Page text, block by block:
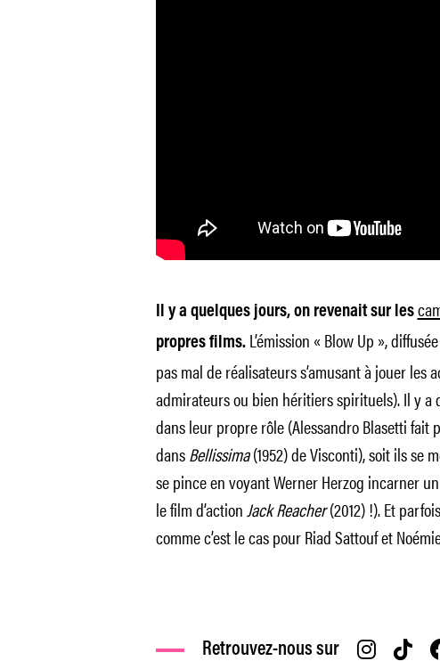
Il y a quelques jours, on revenait sur les
propres films. L’émission « Blow Up »,
pas mal de réalisateurs s’amusant à jouer les
admirateurs ou bien héritiers spirituels). Il y a
dans leur propre rôle (Alessandro Blasetti fait
dansBellissima(1952) de Visconti), soit ils se
se pince en voyant Werner Herzog incarner
le film d’actionJack Reacher(2012) !). Et
comme c’est le cas pour Riad Sattouf et
Retrouvez-nous sur